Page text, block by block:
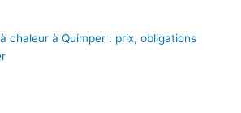
chaleur à Quimper : prix, obligations